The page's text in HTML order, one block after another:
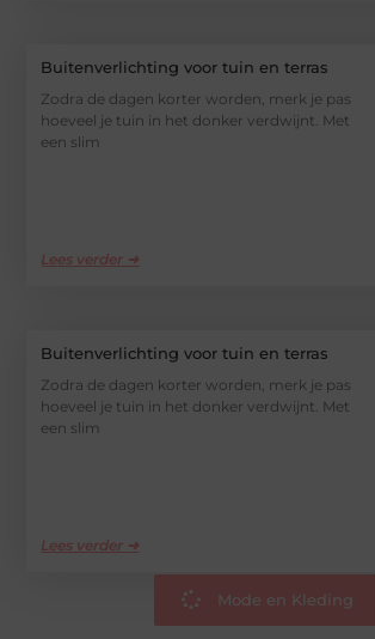
Buitenverlichting voor tuin en terras
Zodra de dagen korter worden, merk je pas
hoeveel je tuin in het donker verdwijnt. Met
een slim
Lees verder ➜
Buitenverlichting voor tuin en terras
Zodra de dagen korter worden, merk je pas
hoeveel je tuin in het donker verdwijnt. Met
een slim
Lees verder ➜
Mode en Kleding